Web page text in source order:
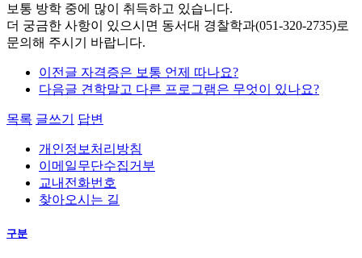
보통 방학 중에 많이 취득하고 있습니다.
더 궁금한 사항이 있으시면 동서대 경찰학과(051-320-2735)로
문의해 주시기 바랍니다.
이전글 자격증은 보통 언제 따나요?
다음글 견학말고 다른 프로그램은 무엇이 있나요?
목록 글쓰기 답변
개인정보처리방침
이메일무단수집거부
교내전화번호
찾아오시는 길
구분